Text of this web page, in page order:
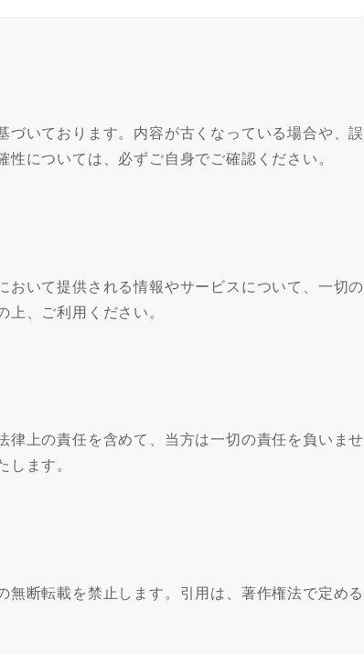
いております。内容が古くなっている場合や、誤
については、必ずご自身でご確認ください。
いて提供される情報やサービスについて、一切の
、ご利用ください。
上の責任を含めて、当方は一切の責任を負いませ
ます。
断転載を禁止します。引用は、著作権法で定める